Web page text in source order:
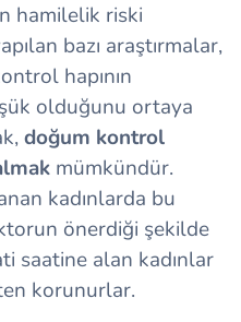
hamilelik riski
bazı araştırmalar,
hapının
olduğunu ortaya
doğum kontrol
mümkündür.
kadınlarda bu
önerdiği şekilde
saatine alan kadınlar
korunurlar.